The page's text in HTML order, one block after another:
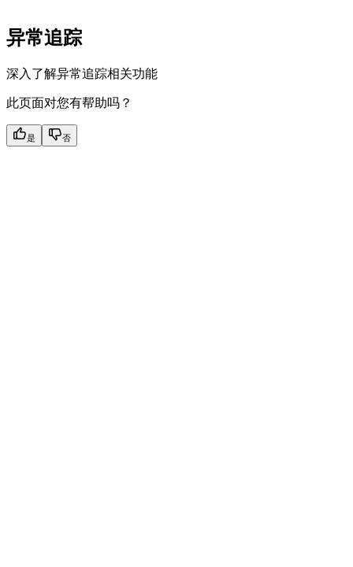
异常追踪
深入了解异常追踪相关功能
此页面对您有帮助吗？
是 否